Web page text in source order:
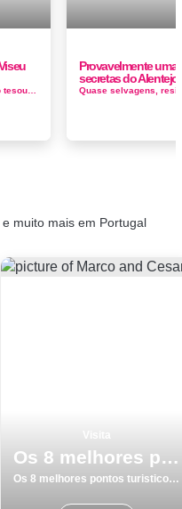
Provavelmente uma
secretas do Alentejo
muito mais em Portugal
Os 8 melhores pontos turisticos para visitar em Tavira
Os 8 melhores pontos turisticos para visitar em Tavira